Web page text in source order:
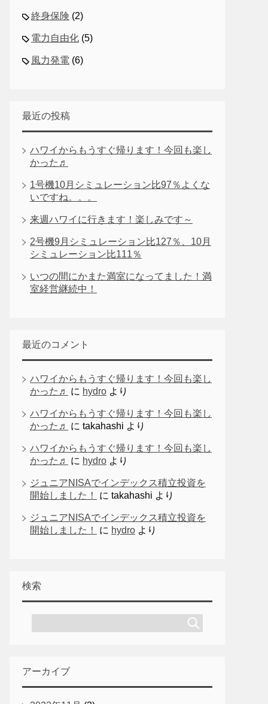
終身保険 (2)
電力自由化 (5)
風力発電 (6)
最近の投稿
ハワイからもうすぐ帰ります！今回も楽し
かった♬
1号機10月シミュレーション比97％よくな
いですね。。。
来週ハワイに行きます！楽しみです～
2号機9月シミュレーション比127％、10月
シミュレーション比111％
いつの間にかまた満室になってました！満
室経営継続中！
最近のコメント
ハワイからもうすぐ帰ります！今回も楽し
かった♬
に hydro より
ハワイからもうすぐ帰ります！今回も楽し
かった♬
に takahashi より
ハワイからもうすぐ帰ります！今回も楽し
かった♬
に hydro より
ジュニアNISAでインデックス積立投資を
開始しました！
に takahashi より
ジュニアNISAでインデックス積立投資を
開始しました！
に hydro より
検索
アーカイブ